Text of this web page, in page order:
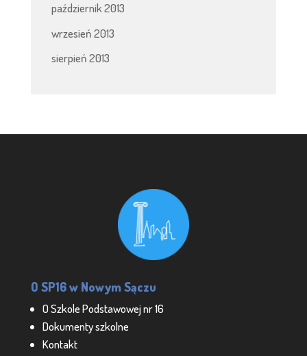
październik 2013
wrzesień 2013
sierpień 2013
O SP16 w Nowym Sączu
O Szkole Podstawowej nr 16
Dokumenty szkolne
Kontakt